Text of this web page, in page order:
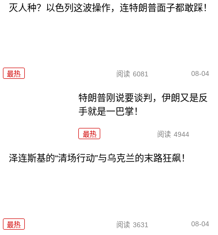
灭人种？以色列这波操作，连特朗普面子都敢踩！
最热 阅读 6081 08-04
特朗普刚说要谈判，伊朗又是反
手就是一巴掌！
最热 阅读 4944
泽连斯基的“清场行动”与乌克兰的末路狂飙！
最热 阅读 3631 08-04